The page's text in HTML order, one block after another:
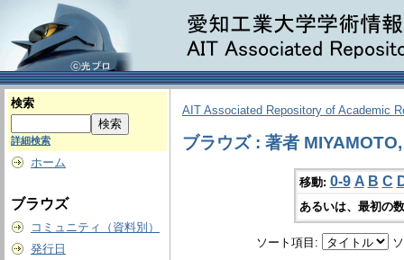
検索
詳細検索
ホーム
ブラウズ
コミュニティ（資料別）
発行日
AIT Associated Repository of Academic
ブラウズ : 著者
移動: 0-9 A B C
あるいは、最初の
ソート項目: